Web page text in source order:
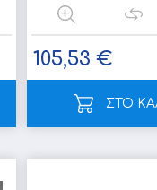
105,53 €
ΣΤΟ